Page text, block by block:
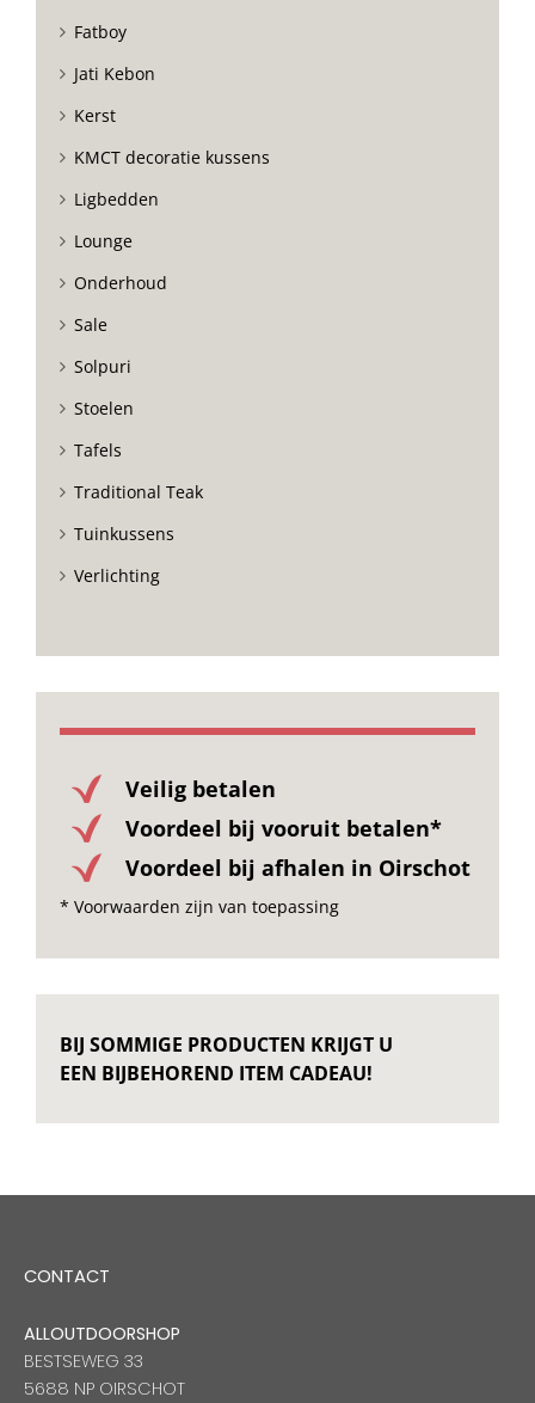
Fatboy
Jati Kebon
Kerst
KMCT decoratie kussens
Ligbedden
Lounge
Onderhoud
Sale
Solpuri
Stoelen
Tafels
Traditional Teak
Tuinkussens
Verlichting
Veilig betalen
Voordeel bij vooruit betalen*
Voordeel bij afhalen in Oirschot
* Voorwaarden zijn van toepassing
BIJ SOMMIGE PRODUCTEN KRIJGT U
EEN BIJBEHOREND ITEM CADEAU!
CONTACT
ALLOUTDOORSHOP
BESTSEWEG 33
5688 NP OIRSCHOT